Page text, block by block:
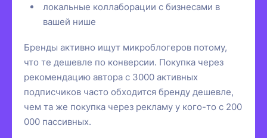
локальные коллаборации с бизнесами в
вашей нише
Бренды активно ищут микроблогеров потому,
что те дешевле по конверсии. Покупка через
рекомендацию автора с 3000 активных
подписчиков часто обходится бренду дешевле,
чем та же покупка через рекламу у кого-то с 200
000 пассивных.